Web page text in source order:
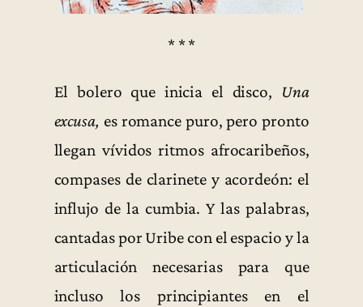
* * *
El bolero que inicia el disco, Una
excusa, es romance puro, pero pronto
llegan vívidos ritmos afrocaribeños,
compases de clarinete y acordeón: el
influjo de la cumbia. Y las palabras,
cantadas por Uribe con el espacio y la
articulación necesarias para que
incluso los principiantes en el